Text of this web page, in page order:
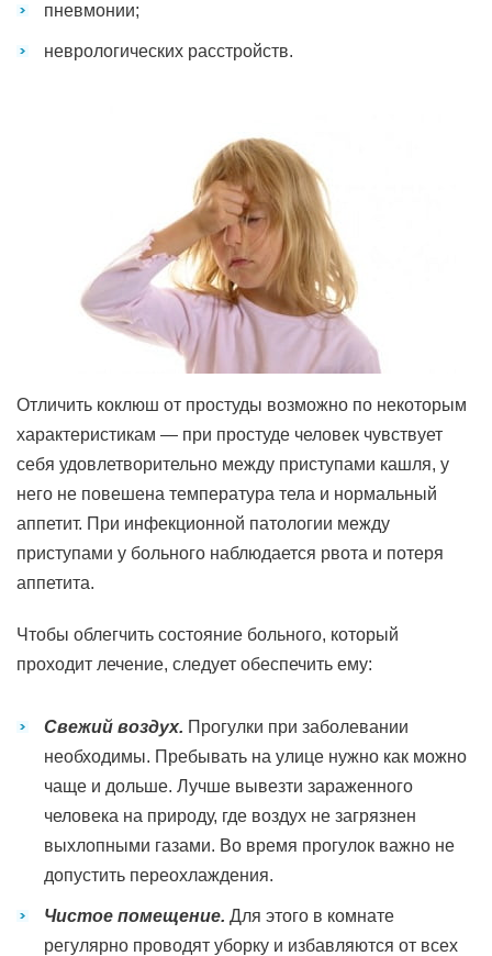
пневмонии;
неврологических расстройств.
Отличить коклюш от простуды возможно по некоторым
характеристикам — при простуде человек чувствует
себя удовлетворительно между приступами кашля, у
него не повешена температура тела и нормальный
аппетит. При инфекционной патологии между
приступами у больного наблюдается рвота и потеря
аппетита.
Чтобы облегчить состояние больного, который
проходит лечение, следует обеспечить ему:
Свежий воздух. Прогулки при заболевании
необходимы. Пребывать на улице нужно как можно
чаще и дольше. Лучше вывезти зараженного
человека на природу, где воздух не загрязнен
выхлопными газами. Во время прогулок важно не
допустить переохлаждения.
Чистое помещение. Для этого в комнате
регулярно проводят уборку и избавляются от всех